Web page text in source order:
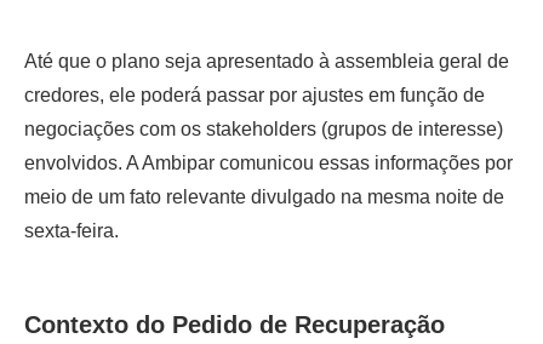
Até que o plano seja apresentado à assembleia geral de
credores, ele poderá passar por ajustes em função de
negociações com os stakeholders (grupos de interesse)
envolvidos. A Ambipar comunicou essas informações por
meio de um fato relevante divulgado na mesma noite de
sexta-feira.
Contexto do Pedido de Recuperação